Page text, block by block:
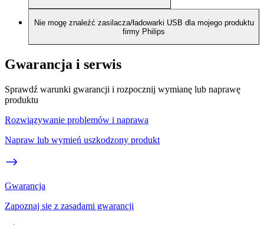
Nie mogę znaleźć zasilacza/ładowarki USB dla mojego produktu
firmy Philips
Gwarancja i serwis
Sprawdź warunki gwarancji i rozpocznij wymianę lub naprawę
produktu
Rozwiązywanie problemów i naprawa
Napraw lub wymień uszkodzony produkt
Gwarancja
Zapoznaj się z zasadami gwarancji